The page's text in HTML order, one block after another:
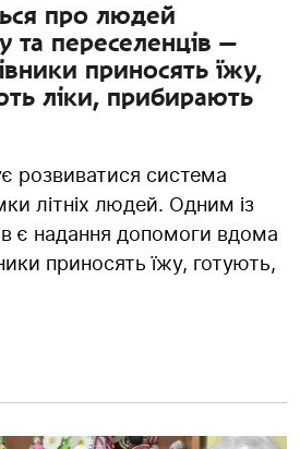
про людей
та переселенців —
приносять їжу,
ліки, прибирають
розвиватися система
літніх людей. Одним із
є надання допомоги вдома
приносять їжу, готують,